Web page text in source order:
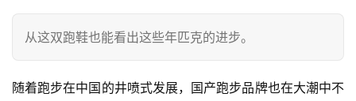
从这双跑鞋也能看出这些年匹克的进步。
随着跑步在中国的井喷式发展，国产跑步品牌也在大潮中不